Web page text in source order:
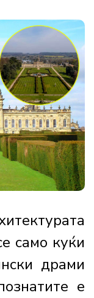
само куќи
драми
е